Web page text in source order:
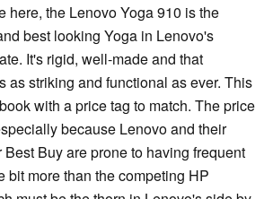
here, the Lenovo Yoga 910 is the
best looking Yoga in Lenovo's
It's rigid, well-made and that
as striking and functional as ever. This
with a price tag to match. The price
because Lenovo and their
Buy are prone to having frequent
bit more than the competing HP